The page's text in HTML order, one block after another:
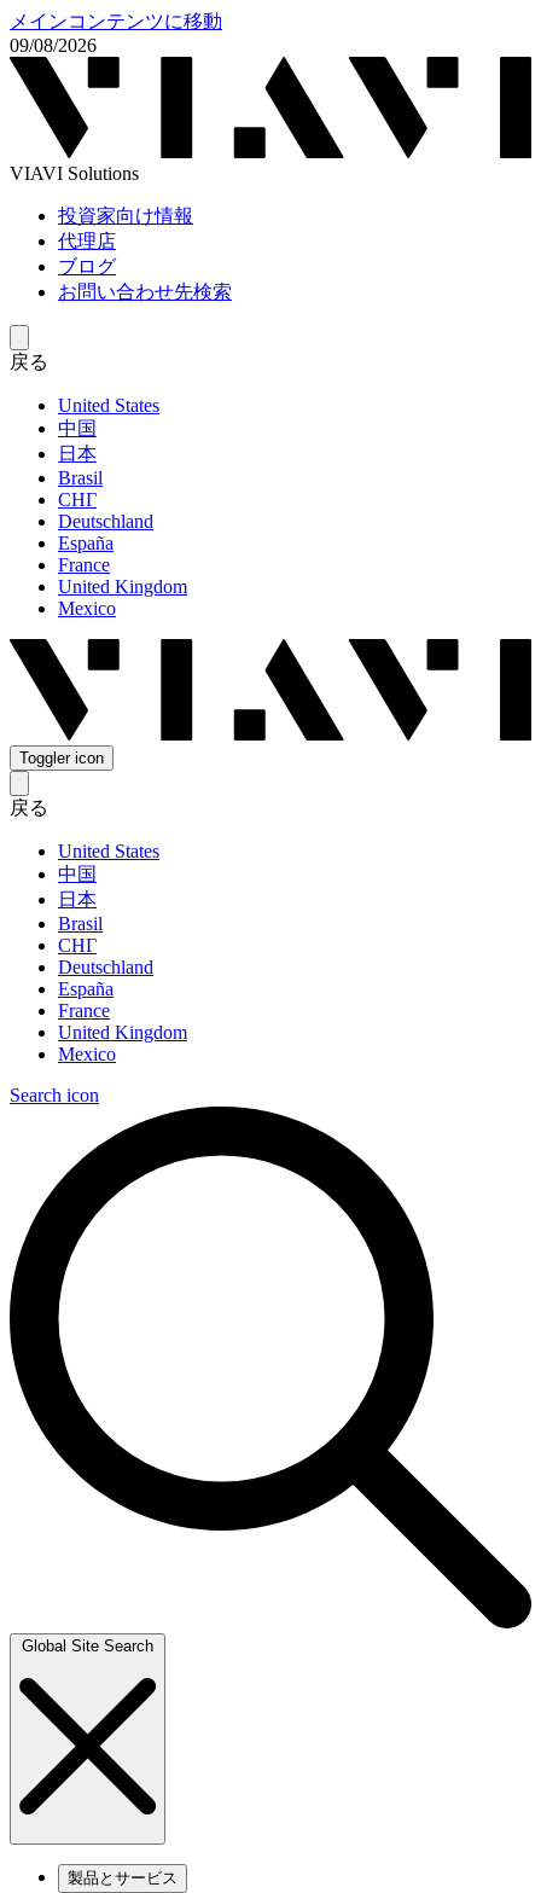
メインコンテンツに移動
09/08/2026
VIAVI Solutions
投資家向け情報
代理店
ブログ
お問い合わせ先検索
戻る
United States
中国
日本
Brasil
СНГ
Deutschland
España
France
United Kingdom
Mexico
Toggler icon
戻る
United States
中国
日本
Brasil
СНГ
Deutschland
España
France
United Kingdom
Mexico
Search icon
Global Site Search
製品とサービス